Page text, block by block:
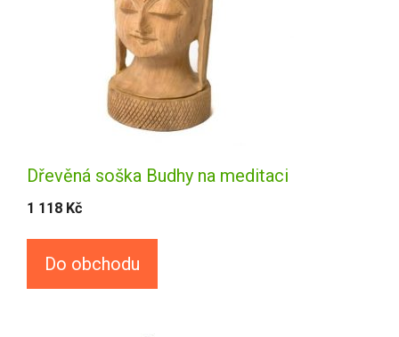
Dřevěná soška Budhy na meditaci
1 118 Kč
Do obchodu